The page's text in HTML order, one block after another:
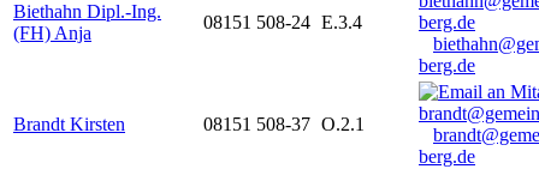
Biethahn Dipl.-Ing.
(FH) Anja
08151 508-24 E.3.4
berg.de
Brandt Kirsten 08151 508-37 O.2.1
berg.de